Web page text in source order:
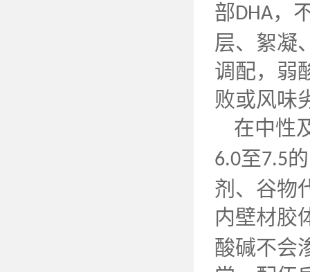
部DHA，
层、絮凝
调配，弱
败或风味
在中性
6.0至7.5
剂、谷物
内壁材胶
酸碱不会